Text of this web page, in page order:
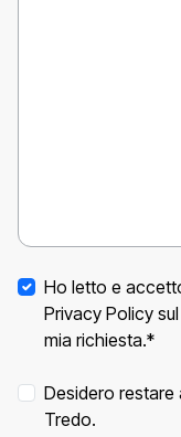
Ho letto e
Privacy Policy
mia richiesta.*
Desidero restare
Tredo.